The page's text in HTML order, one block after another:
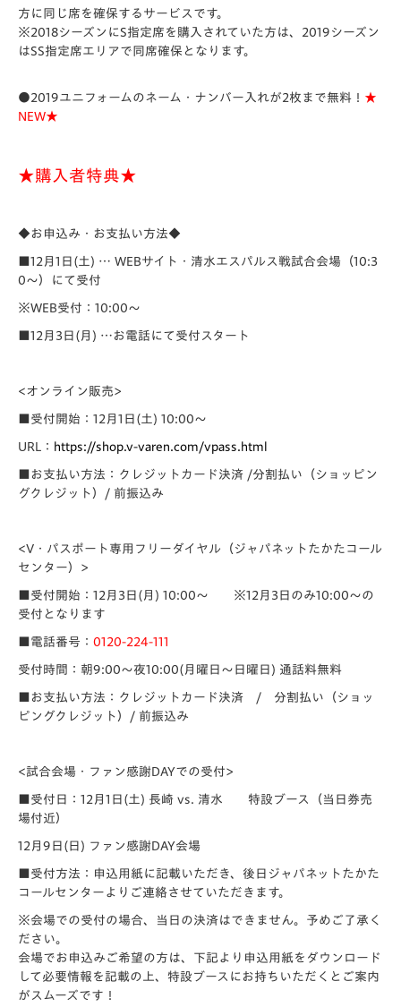
方に同じ席を確保するサービスです。
※2018シーズンにS指定席を購入されていた方は、2019シーズン
はSS指定席エリアで同席確保となります。
●2019ユニフォームのネーム・ナンバー入れが2枚まで無料！ ★
NEW★
★購入者特典★
◆お申込み・お支払い方法◆
■12月1日(土) … WEBサイト・清水エスパルス戦試合会場（10:3
0～）にて受付
※WEB受付：10:00～
■12月3日(月) …お電話にて受付スタート
<オンライン販売>
■受付開始： 12月1日(土) 10:00～
URL： https://shop.v-varen.com/vpass.html
■お支払い方法：クレジットカード決済 /分割払い（ショッピン
グクレジット）/ 前振込み
<V・パスポート専用フリーダイヤル（ジャパネットたかたコール
センター）>
■受付開始：12月3日(月) 10:00～ ※12月3日のみ10:00～の
受付となります
■電話番号： 0120-224-111
受付時間：朝9:00～夜10:00(月曜日～日曜日) 通話料無料
■お支払い方法：クレジットカード決済 / 分割払い（ショッ
ピングクレジット）/ 前振込み
<試合会場・ファン感謝DAYでの受付>
■受付日：12月1日(土) 長崎 vs. 清水 特設ブース（当日券売
場付近）
12月9日(日) ファン感謝DAY会場
■受付方法：申込用紙に記載いただき、後日ジャパネットたかた
コールセンターよりご連絡させていただきます。
※会場での受付の場合、当日の決済はできません。予めご了承く
ださい。
会場でお申込みご希望の方は、下記より申込用紙をダウンロード
して必要情報を記載の上、特設ブースにお持ちいただくとご案内
がスムーズです！